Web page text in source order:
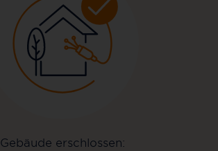
Gebäude erschlossen: